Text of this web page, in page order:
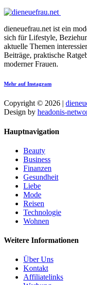
dieneuefrau.net ist ein
sich für Lifestyle,
aktuelle Themen
Beiträge, praktische
moderner Frauen.
Mehr auf Instagram
Copyright © 2026 |
Design by headonis-
Hauptnavigation
Beauty
Business
Finanzen
Gesundheit
Liebe
Mode
Reisen
Technologie
Wohnen
Weitere Informationen
Über Uns
Kontakt
Affiliatelinks